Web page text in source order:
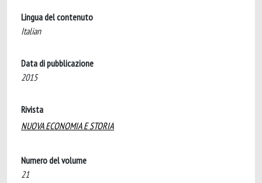
Lingua del contenuto
Italian
Data di pubblicazione
2015
Rivista
NUOVA ECONOMIA E STORIA
Numero del volume
21